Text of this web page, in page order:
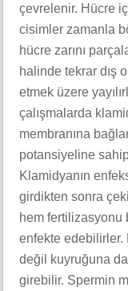
çevrelenir. Hücre
cisimler zamanla
hücre zarını
halinde tekrar dış
etmek üzere
çalışmalarda
membranına
potansiyeline
Klamidyanın
girdikten sonra
hem fertilizasyonu
enfekte edebilirler.
değil kuyruğuna
girebilir. Spermin